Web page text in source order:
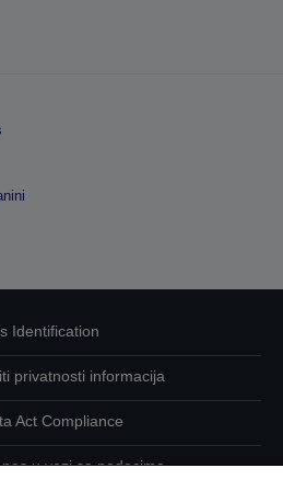
Identification
privatnosti informacija
Act Compliance
u vezi sa podacima